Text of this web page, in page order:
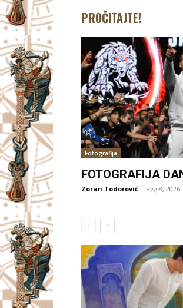
PROČITAJTE!
Fotografija
FOTOGRAFIJA
Zoran Todorović - avg 8, 2026